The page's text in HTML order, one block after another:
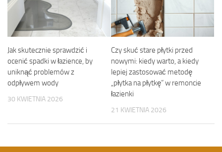
Jak skutecznie sprawdzić i
ocenić spadki w łazience, by
uniknąć problemów z
odpływem wody
30 KWIETNIA 2026
Czy skuć stare płytki przed
nowymi: kiedy warto, a kiedy
lepiej zastosować metodę
„płytka na płytkę” w remoncie
łazienki
21 KWIETNIA 2026